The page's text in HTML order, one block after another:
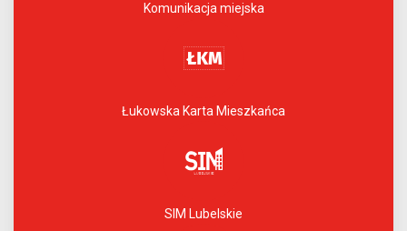
Komunikacja miejska
Łukowska Karta Mieszkańca
SIM Lubelskie